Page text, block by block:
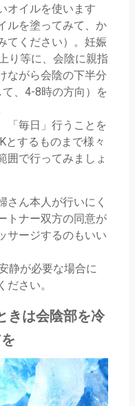
オイルを使います
ルを塗ってみて、か
てください）。妊娠
り等に、会陰に親指
ながら会陰の下半分
て、4-8時の方向）を
「毎日」行うことを
とするものまで様々
囲で行ってみましょ
さん本人が行いにく
トナー双方の同意が
サージするのもいい
静が必要な場合に
さい。
きは会陰部を冷